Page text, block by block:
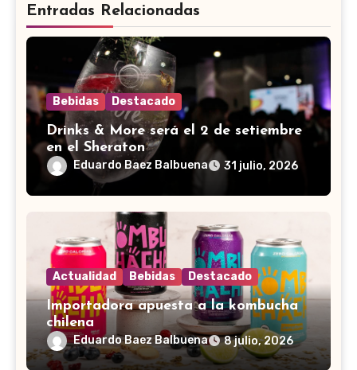
Entradas Relacionadas
Bebidas Destacado
Drinks & More será el 2 de setiembre
en el Sheraton
Eduardo Baez Balbuena 31 julio, 2026
Actualidad Bebidas Destacado
Importadora apuesta a la kombucha
chilena
Eduardo Baez Balbuena 8 julio, 2026